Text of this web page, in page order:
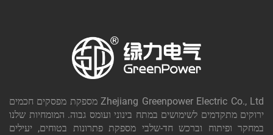
Zhejiang Greenpower Electric Co., Ltd מספקת מפסקים חכמים
ירוקים מתקדמים לשימושים במתח בינוני ועומס גבוה. המומחיות שלנו
במחקר ופיתוח וברכש חד-שלבי מספקת פתרונות בטוחים, יעילים